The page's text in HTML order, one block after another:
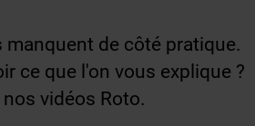
manquent de côté pratique.
ce que l'on vous explique ?
vidéos Roto.